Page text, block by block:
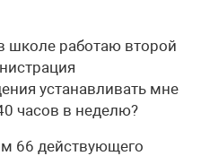
школе работаю второй
устанавливать мне
часов в неделю?
66 действующего